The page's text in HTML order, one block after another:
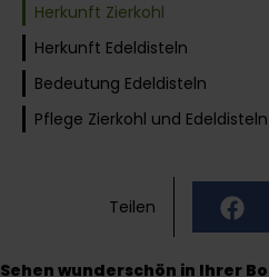
Herkunft Zierkohl
Herkunft Edeldisteln
Bedeutung Edeldisteln
Pflege Zierkohl und Edeldisteln
Teilen
Sehen wunderschön in Ihrer